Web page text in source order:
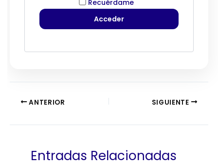
Recuérdame
ANTERIOR SIGUIENTE
Entradas Relacionadas